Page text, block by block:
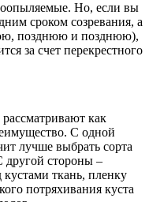
Но, если вы
сроком созревания, а
позднюю и позднюю),
за счет перекрестного
как
С одной
лучше выбрать сорта
другой стороны –
ткань, пленку
потряхивания куста